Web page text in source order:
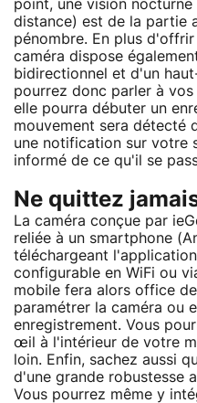
point, une vision
distance) est de la partie
pénombre. En plus
caméra dispose
bidirectionnel et d'un
pourrez donc parler à
elle pourra débuter un
mouvement sera détecté
une notification sur votre
informé de ce qu'il se
Ne quittez
La caméra conçue par
reliée à un smartphone
téléchargeant
configurable en WiFi ou
mobile fera alors office
paramétrer la caméra ou
enregistrement. Vous
œil à l'intérieur de votre
loin. Enfin, sachez aussi
d'une grande robustesse
Vous pourrez même y